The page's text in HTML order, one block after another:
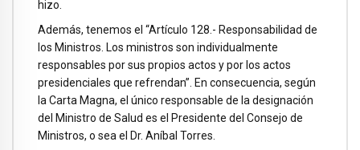
hizo.
Además, tenemos el “Artículo 128.- Responsabilidad de
los Ministros. Los ministros son individualmente
responsables por sus propios actos y por los actos
presidenciales que refrendan”. En consecuencia, según
la Carta Magna, el único responsable de la designación
del Ministro de Salud es el Presidente del Consejo de
Ministros, o sea el Dr. Aníbal Torres.